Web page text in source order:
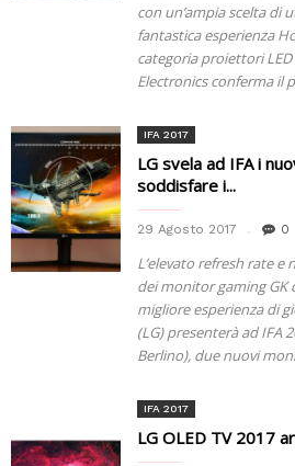
con un’ampia scelta di
fantastica esperienza
categoria proiettori
Electronics conferma il
IFA 2017
LG svela ad IFA i
soddisfare i...
29 Agosto 2017 0
L’elevato refresh rate
dei monitor gaming GK
migliore esperienza di
(LG) presenterà ad IFA
Berlino), due nuovi
IFA 2017
LG OLED TV 2017